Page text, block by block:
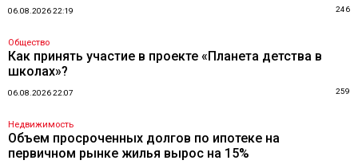
06.08.2026 22:19 246
Общество
Как принять участие в проекте «Планета детства в
школах»?
06.08.2026 22:07 259
Недвижимость
Объем просроченных долгов по ипотеке на
первичном рынке жилья вырос на 15%